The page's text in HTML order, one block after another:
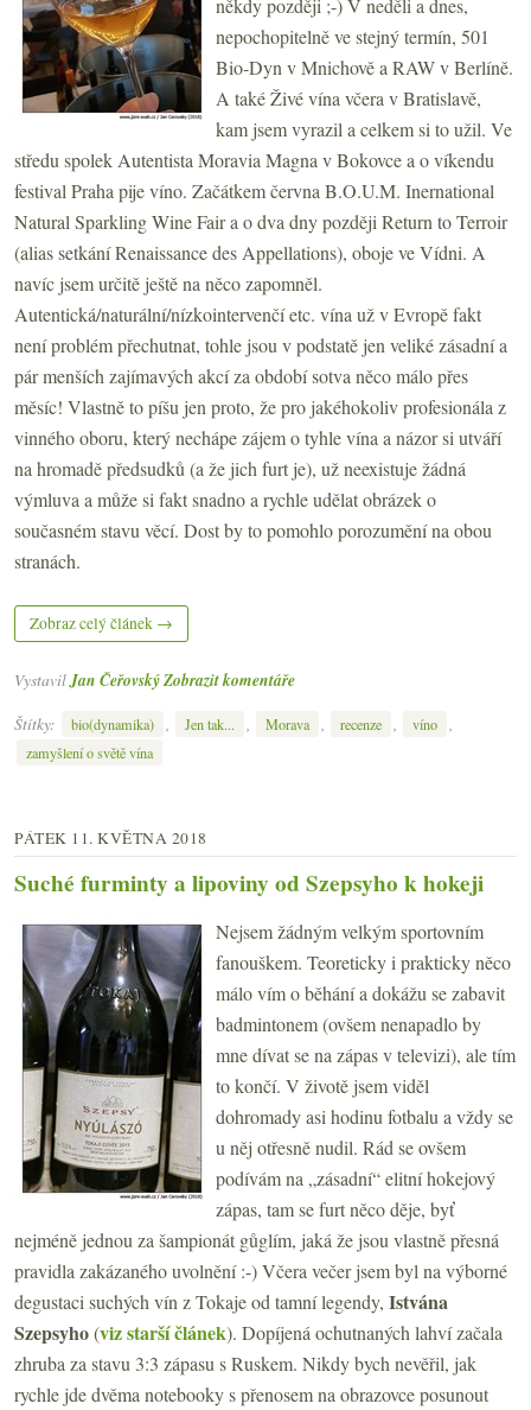
někdy později ;-) V neděli a dnes,
nepochopitelně ve stejný termín, 501
Bio-Dyn v Mnichově a RAW v Berlíně.
A také Živé vína včera v Bratislavě,
kam jsem vyrazil a celkem si to užil. Ve
středu spolek Autentista Moravia Magna v Bokovce a o víkendu
festival Praha pije víno. Začátkem června B.O.U.M. Inernational
Natural Sparkling Wine Fair a o dva dny později Return to Terroir
(alias setkání Renaissance des Appellations), oboje ve Vídni. A
navíc jsem určitě ještě na něco zapomněl.
Autentická/naturální/nízkointervenčí etc. vína už v Evropě fakt
není problém přechutnat, tohle jsou v podstatě jen veliké zásadní a
pár menších zajímavých akcí za období sotva něco málo přes
měsíc! Vlastně to píšu jen proto, že pro jakéhokoliv profesionála z
vinného oboru, který nechápe zájem o tyhle vína a názor si utváří
na hromadě předsudků (a že jich furt je), už neexistuje žádná
výmluva a může si fakt snadno a rychle udělat obrázek o
současném stavu věcí. Dost by to pomohlo porozumění na obou
stranách.
Zobraz celý článek →
VystavilJan ČeřovskýZobrazit komentáře
Štítky:
bio(dynamika) , Jen tak... , Morava , recenze , víno ,
zamyšlení o světě vína
PÁTEK 11. KVĚTNA 2018
Suché furminty a lipoviny od Szepsyho k hokeji
Nejsem žádným velkým sportovním
fanouškem. Teoreticky i prakticky něco
málo vím o běhání a dokážu se zabavit
badmintonem (ovšem nenapadlo by
mne dívat se na zápas v televizi), ale tím
to končí. V životě jsem viděl
dohromady asi hodinu fotbalu a vždy se
u něj otřesně nudil. Rád se ovšem
podívám na „zásadní“ elitní hokejový
zápas, tam se furt něco děje, byť
nejméně jednou za šampionát gůglím, jaká že jsou vlastně přesná
pravidla zakázaného uvolnění :-) Včera večer jsem byl na výborné
degustaci suchých vín z Tokaje od tamní legendy, Istvána
Szepsyho(viz starší článek). Dopíjená ochutnaných lahví začala
zhruba za stavu 3:3 zápasu s Ruskem. Nikdy bych nevěřil, jak
rychle jde dvěma notebooky s přenosem na obrazovce posunout